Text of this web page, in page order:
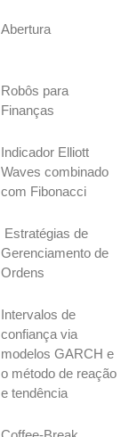
Abertura
Robôs para
Finanças
Indicador Elliott
Waves combinado
com Fibonacci
Estratégias de
Gerenciamento de
Ordens
Intervalos de
confiança via
modelos GARCH e
o método de reação
e tendência